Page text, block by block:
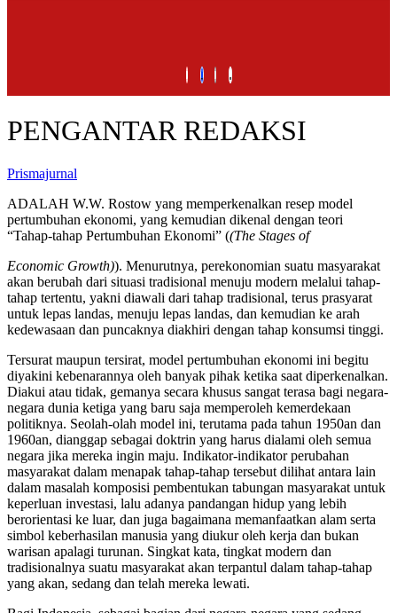
PENGANTAR REDAKSI
Prismajurnal
ADALAH W.W. Rostow yang memperkenalkan resep model
pertumbuhan ekonomi, yang kemudian dikenal dengan teori
“Tahap-tahap Pertumbuhan Ekonomi” ((The Stages of
Economic Growth)). Menurutnya, perekonomian suatu masyarakat
akan berubah dari situasi tradisional menuju modern melalui tahap-
tahap tertentu, yakni diawali dari tahap tradisional, terus prasyarat
untuk lepas landas, menuju lepas landas, dan kemudian ke arah
kedewasaan dan puncaknya diakhiri dengan tahap konsumsi tinggi.
Tersurat maupun tersirat, model pertumbuhan ekonomi ini begitu
diyakini kebenarannya oleh banyak pihak ketika saat diperkenalkan.
Diakui atau tidak, gemanya secara khusus sangat terasa bagi negara-
negara dunia ketiga yang baru saja memperoleh kemerdekaan
politiknya. Seolah-olah model ini, terutama pada tahun 1950an dan
1960an, dianggap sebagai doktrin yang harus dialami oleh semua
negara jika mereka ingin maju. Indikator-indikator perubahan
masyarakat dalam menapak tahap-tahap tersebut dilihat antara lain
dalam masalah komposisi pembentukan tabungan masyarakat untuk
keperluan investasi, lalu adanya pandangan hidup yang lebih
berorientasi ke luar, dan juga bagaimana memanfaatkan alam serta
simbol keberhasilan manusia yang diukur oleh kerja dan bukan
warisan apalagi turunan. Singkat kata, tingkat modern dan
tradisionalnya suatu masyarakat akan terpantul dalam tahap-tahap
yang akan, sedang dan telah mereka lewati.